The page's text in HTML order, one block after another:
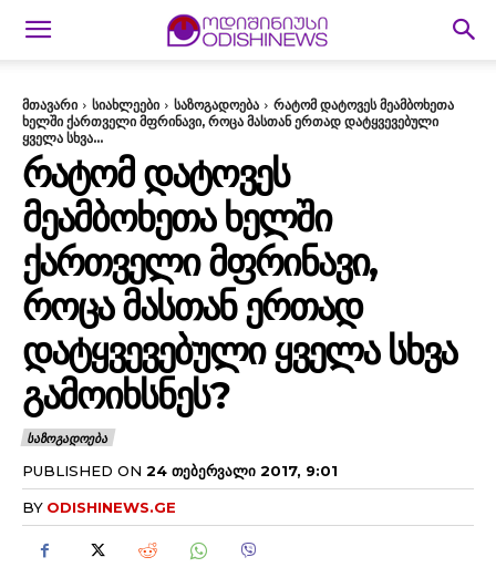
მთავარი სიახლეები საზოგადოება
რატომ დატოვეს მეამბოხეთა
ხელში ქართველი მფრინავი, როცა მასთან ერთად დატყვევებული
ყველა სხვა...
ᲠᲐᲢᲝᲛ ᲓᲐᲢᲝᲕᲔᲡ
ᲛᲔᲐᲛᲑᲝᲮᲔᲗᲐ ᲮᲔᲚᲨᲘ
ᲥᲐᲠᲗᲕᲔᲚᲘ ᲛᲤᲠᲘᲜᲐᲕᲘ,
ᲠᲝᲪᲐ ᲛᲐᲡᲗᲐᲜ ᲔᲠᲗᲐᲓ
ᲓᲐᲢᲧᲕᲔᲕᲔᲑᲣᲚᲘ ᲧᲕᲔᲚᲐ ᲡᲮᲕᲐ
ᲒᲐᲛᲝᲘᲮᲡᲜᲔᲡ?
ᲡᲐᲖᲝᲒᲐᲓᲝᲔᲑᲐ
PUBLISHED ON 24 ᲗᲔᲑᲔᲠᲕᲐᲚᲘ 2017, 9:01
BY ODISHINEWS.GE